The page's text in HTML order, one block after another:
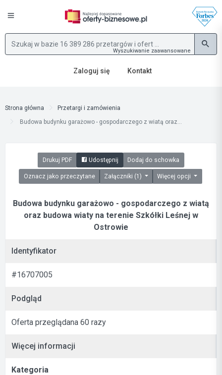
Wyszukiwanie zaawansowane
Zaloguj się Kontakt
Strona główna
Przetargi i zamówienia
Budowa budynku garażowo - gospodarczego z wiatą oraz...
Drukuj PDF Udostępnij Dodaj do schowka
Oznacz jako przeczytane Załączniki (1) Więcej opcji
Budowa budynku garażowo - gospodarczego z wiatą
oraz budowa wiaty na terenie Szkółki Leśnej w
Ostrowie
Identyfikator
#16707005
Podgląd
Oferta przeglądana 60 razy
Więcej informacji
Kategoria